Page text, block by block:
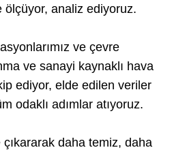
ölçüyor, analiz ediyoruz.
ve çevre
ve sanayi kaynaklı hava
ediyor, elde edilen veriler
odaklı adımlar atıyoruz.
çıkararak daha temiz, daha